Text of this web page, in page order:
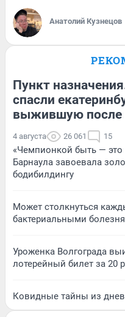
Анатолий Кузнецов
Пункт
спасли
выжившую после
4 августа 26 061 15
«Чемпионкой быть — это
Барнаула завоевала
бодибилдингу
Может столкнуться
бактериальными
Уроженка Волгограда
лотерейный билет за 20
Ковидные тайны из